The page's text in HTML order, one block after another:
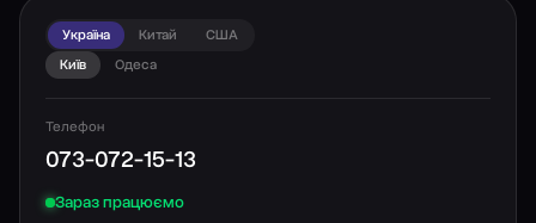
Україна Китай
США
Київ
Одеса
Телефон
073-072-15-13
Зараз працюємо